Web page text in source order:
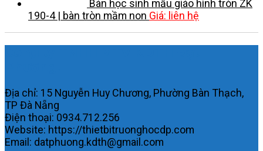
Bàn học sinh mẫu giáo hình tròn ZK
190-4 | bàn tròn mầm non Giá: liên hệ
Địa chỉ: 15 Nguyễn Huy Chương, Phường Bàn Thạch,
TP Đà Nẵng
Điện thoại: 0934.712.256
Website: https://thietbitruonghocdp.com
Email: datphuong.kdth@gmail.com